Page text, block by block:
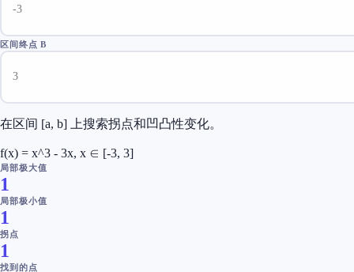
区间终点 B
在区间 [a, b] 上搜索拐点和凹凸性变化。
f(x) = x^3 - 3x, x ∈ [-3, 3]
局部极大值
1
局部极小值
1
拐点
1
找到的点